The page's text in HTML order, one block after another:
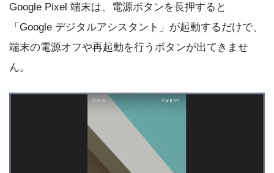
Google Pixel 端末は、電源ボタンを長押すると
「Google デジタルアシスタント」が起動するだけで、
端末の電源オフや再起動を行うボタンが出てきませ
ん。